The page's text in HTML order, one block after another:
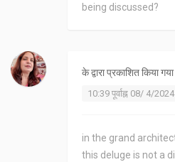
being discussed?
के द्वारा प्रकाशित किया गया
10:39 पूर्वाह्न 08/ 4/2024
in the grand
this deluge is not a